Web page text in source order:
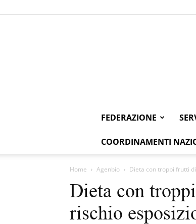
FEDERAZIONE
COORDINAMENTI
Home Agenbio Dieta con troppi frutti
Dieta con
rischio